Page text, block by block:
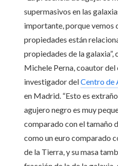
supermasivos en las
importante, porque vemos
propiedades están
propiedades de la galaxia”,
Michele Perna, coautor del
investigador delCentro de
en Madrid. “Esto es
agujero negro es muy
comparado con el tamaño
como un euro comparado
de la Tierra, y su masa